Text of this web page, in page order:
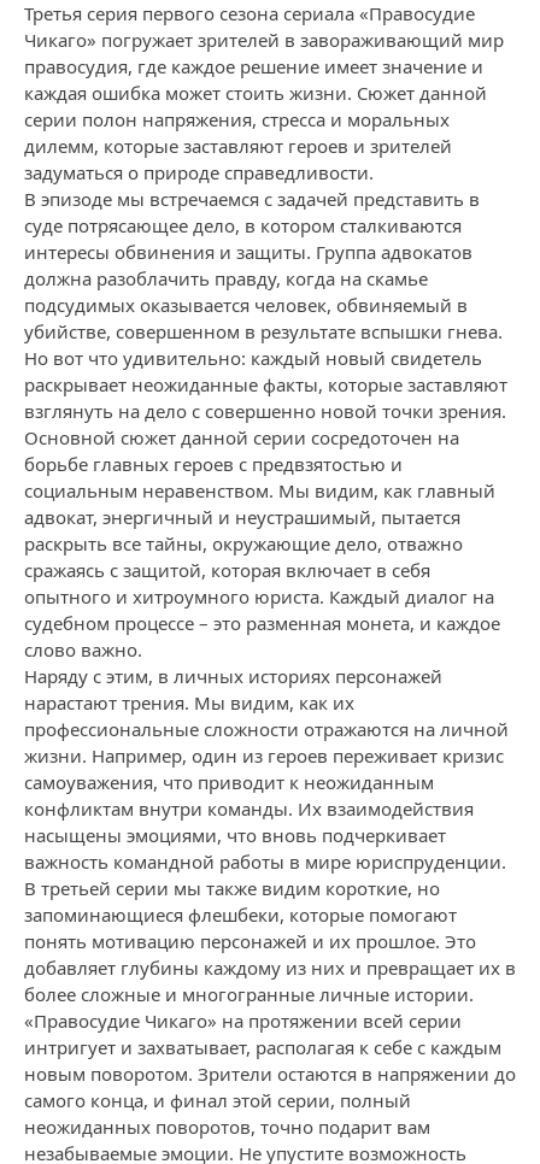
Третья серия первого сезона сериала «Правосудие
Чикаго» погружает зрителей в завораживающий мир
правосудия, где каждое решение имеет значение и
каждая ошибка может стоить жизни. Сюжет данной
серии полон напряжения, стресса и моральных
дилемм, которые заставляют героев и зрителей
задуматься о природе справедливости.
В эпизоде мы встречаемся с задачей представить в
суде потрясающее дело, в котором сталкиваются
интересы обвинения и защиты. Группа адвокатов
должна разоблачить правду, когда на скамье
подсудимых оказывается человек, обвиняемый в
убийстве, совершенном в результате вспышки гнева.
Но вот что удивительно: каждый новый свидетель
раскрывает неожиданные факты, которые заставляют
взглянуть на дело с совершенно новой точки зрения.
Основной сюжет данной серии сосредоточен на
борьбе главных героев с предвзятостью и
социальным неравенством. Мы видим, как главный
адвокат, энергичный и неустрашимый, пытается
раскрыть все тайны, окружающие дело, отважно
сражаясь с защитой, которая включает в себя
опытного и хитроумного юриста. Каждый диалог на
судебном процессе – это разменная монета, и каждое
слово важно.
Наряду с этим, в личных историях персонажей
нарастают трения. Мы видим, как их
профессиональные сложности отражаются на личной
жизни. Например, один из героев переживает кризис
самоуважения, что приводит к неожиданным
конфликтам внутри команды. Их взаимодействия
насыщены эмоциями, что вновь подчеркивает
важность командной работы в мире юриспруденции.
В третьей серии мы также видим короткие, но
запоминающиеся флешбеки, которые помогают
понять мотивацию персонажей и их прошлое. Это
добавляет глубины каждому из них и превращает их в
более сложные и многогранные личные истории.
«Правосудие Чикаго» на протяжении всей серии
интригует и захватывает, располагая к себе с каждым
новым поворотом. Зрители остаются в напряжении до
самого конца, и финал этой серии, полный
неожиданных поворотов, точно подарит вам
незабываемые эмоции. Не упустите возможность